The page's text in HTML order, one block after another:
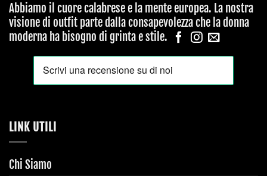
Abbiamo il cuore calabrese e la mente europea. La nostra
visione di outfit parte dalla consapevolezza che la donna
moderna ha bisogno di grinta e stile.
LINK UTILI
Chi Siamo